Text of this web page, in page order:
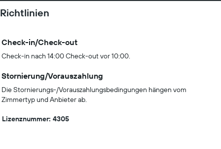
Richtlinien
Check-in/Check-out
Check-in nach 14:00 Check-out vor 10:00.
Stornierung/Vorauszahlung
Die Stornierungs-/Vorauszahlungsbedingungen hängen vom
Zimmertyp und Anbieter ab.
Lizenznummer: 4305